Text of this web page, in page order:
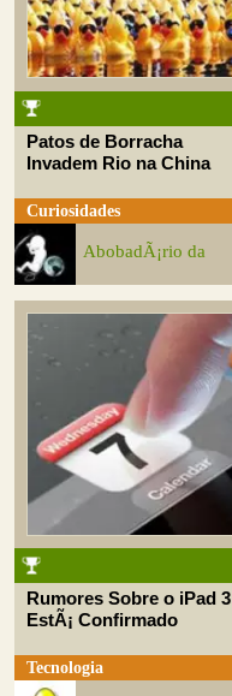
Patos de Borracha
Invadem Rio na China
Curiosidades
AbobadÃ¡rio da
Rumores Sobre o iPad 3
EstÃ¡ Confirmado
Tecnologia